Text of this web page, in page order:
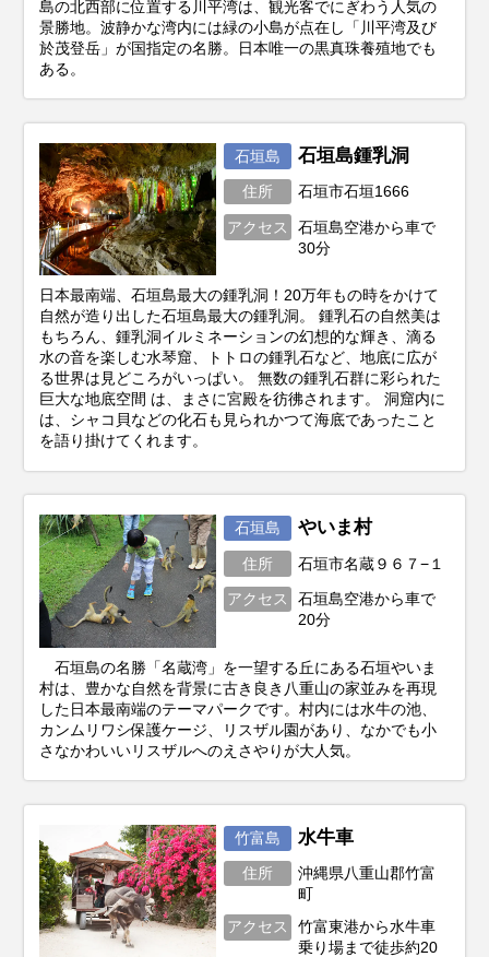
島の北西部に位置する川平湾は、観光客でにぎわう人気の
景勝地。波静かな湾内には緑の小島が点在し「川平湾及び
於茂登岳」が国指定の名勝。日本唯一の黒真珠養殖地でも
ある。
石垣島 石垣島鍾乳洞
住所 石垣市石垣1666
アクセス
石垣島空港から車で
30分
日本最南端、石垣島最大の鍾乳洞！20万年もの時をかけて
自然が造り出した石垣島最大の鍾乳洞。 鍾乳石の自然美は
もちろん、鍾乳洞イルミネーションの幻想的な輝き、滴る
水の音を楽しむ水琴窟、トトロの鍾乳石など、地底に広が
る世界は見どころがいっぱい。 無数の鍾乳石群に彩られた
巨大な地底空間 は、まさに宮殿を彷彿されます。 洞窟内に
は、シャコ貝などの化石も見られかつて海底であったこと
を語り掛けてくれます。
石垣島 やいま村
住所 石垣市名蔵９６７−１
アクセス
石垣島空港から車で
20分
石垣島の名勝「名蔵湾」を一望する丘にある石垣やいま
村は、豊かな自然を背景に古き良き八重山の家並みを再現
した日本最南端のテーマパークです。村内には水牛の池、
カンムリワシ保護ケージ、リスザル園があり、なかでも小
さなかわいいリスザルへのえさやりが大人気。
竹富島 水牛車
住所
沖縄県八重山郡竹富
町
アクセス
竹富東港から水牛車
乗り場まで徒歩約20